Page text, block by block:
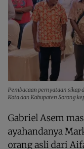
Pembacaan pernyataan sikap
Kota dan Kabupaten Sorong
Gabriel Asem
ayahandanya
orang asli dari